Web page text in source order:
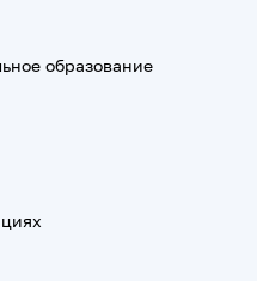
образование